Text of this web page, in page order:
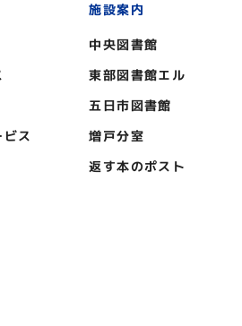
ス
施設案内
中央図書館
東部図書館エル
五日市図書館
増戸分室
返す本のポスト